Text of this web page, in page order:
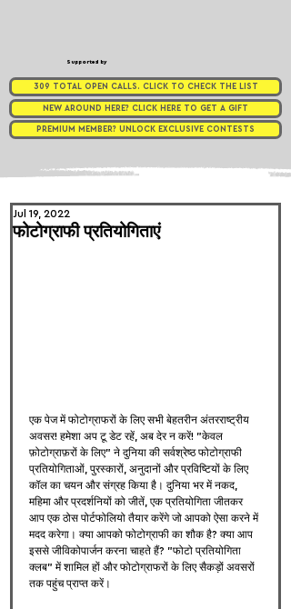
Supported by
309 TOTAL OPEN CALLS. CLICK TO CHECK THE LIST
NEW AROUND HERE? CLICK HERE TO GET A GIFT
PREMIUM MEMBER? UNLOCK EXCLUSIVE CONTESTS
फोटोग्राफी प्रतियोगिताएं
Jul 19, 2022
एक पेज में फोटोग्राफरों के लिए सभी बेहतरीन अंतरराष्ट्रीय
अवसर! हमेशा अप टू डेट रहें, अब देर न करें! "केवल
फ़ोटोग्राफ़रों के लिए" ने दुनिया की सर्वश्रेष्ठ फोटोग्राफी
प्रतियोगिताओं, पुरस्कारों, अनुदानों और प्रविष्टियों के लिए
कॉल का चयन और संग्रह किया है। दुनिया भर में नकद,
महिमा और प्रदर्शनियों को जीतें, एक प्रतियोगिता जीतकर
आप एक ठोस पोर्टफोलियो तैयार करेंगे जो आपको ऐसा करने में
मदद करेगा। क्या आपको फोटोग्राफी का शौक है? क्या आप
इससे जीविकोपार्जन करना चाहते हैं? "फोटो प्रतियोगिता
क्लब" में शामिल हों और फोटोग्राफरों के लिए सैकड़ों अवसरों
तक पहुंच प्राप्त करें।